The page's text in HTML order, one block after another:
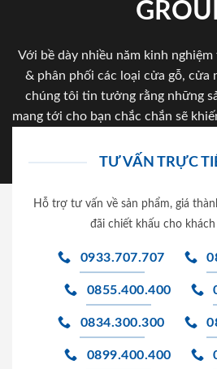
Với bề dày nhiều năm kinh
& phân phối các loại cửa gỗ, cửa
chúng tôi tin tưởng rằng những
mang tới cho bạn chắc chắn sẽ
TƯ VẤN TRỰC
Hỗ trợ tư vấn về sản phẩm, giá
đãi chiết khấu cho
0933.707.707
0855.400.400
0834.300.300
0899.400.400